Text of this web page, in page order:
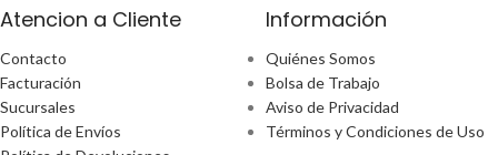
Atencion a Cliente
Contacto
Facturación
Sucursales
Política de Envíos
Información
Quiénes Somos
Bolsa de Trabajo
Aviso de Privacidad
Términos y Condiciones de Uso